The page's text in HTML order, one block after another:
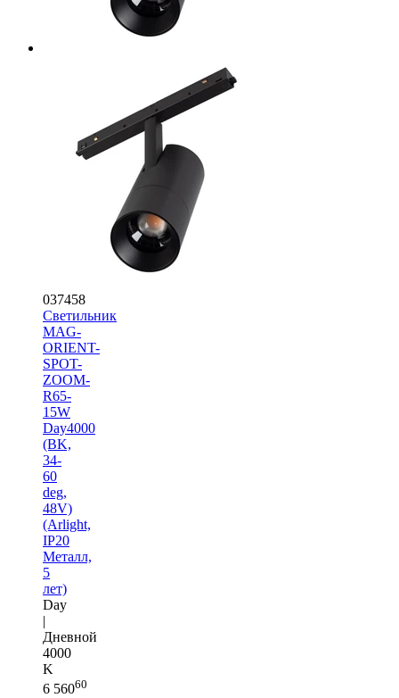
037458
Светильник
MAG-
ORIENT-
SPOT-
ZOOM-
R65-
15W
Day4000
(BK,
34-
60
deg,
48V)
(Arlight,
IP20
Металл,
5
лет)
Day
|
Дневной
4000
K
6 56060